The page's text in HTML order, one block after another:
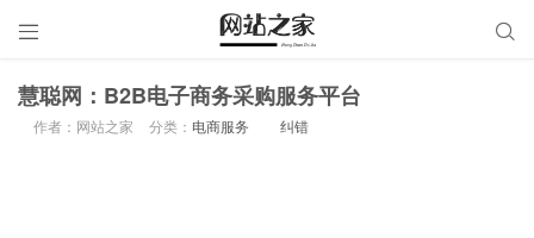
 
慧聪网：B2B电子商务采购服务平台
作者：网站之家 分类： 电商服务 纠错